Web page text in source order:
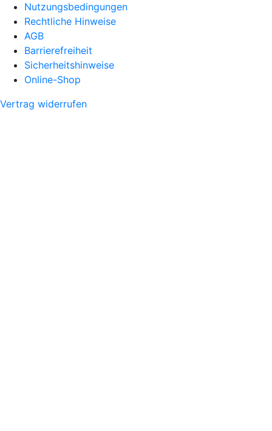
Nutzungsbedingungen
Rechtliche Hinweise
AGB
Barrierefreiheit
Sicherheitshinweise
Online-Shop
Vertrag widerrufen